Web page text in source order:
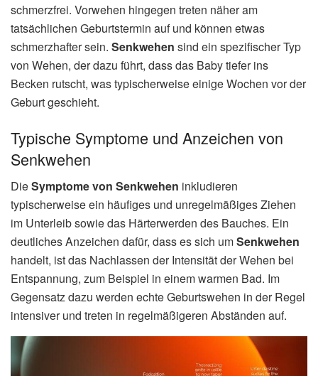
schmerzfrei. Vorwehen hingegen treten näher am
tatsächlichen Geburtstermin auf und können etwas
schmerzhafter sein. Senkwehen sind ein spezifischer Typ
von Wehen, der dazu führt, dass das Baby tiefer ins
Becken rutscht, was typischerweise einige Wochen vor der
Geburt geschieht.
Typische Symptome und Anzeichen von
Senkwehen
DieSymptome von Senkwehen inkludieren
typischerweise ein häufiges und unregelmäßiges Ziehen
im Unterleib sowie das Härterwerden des Bauches. Ein
deutliches Anzeichen dafür, dass es sich umSenkwehen
handelt, ist das Nachlassen der Intensität der Wehen bei
Entspannung, zum Beispiel in einem warmen Bad. Im
Gegensatz dazu werden echte Geburtswehen in der Regel
intensiver und treten in regelmäßigeren Abständen auf.